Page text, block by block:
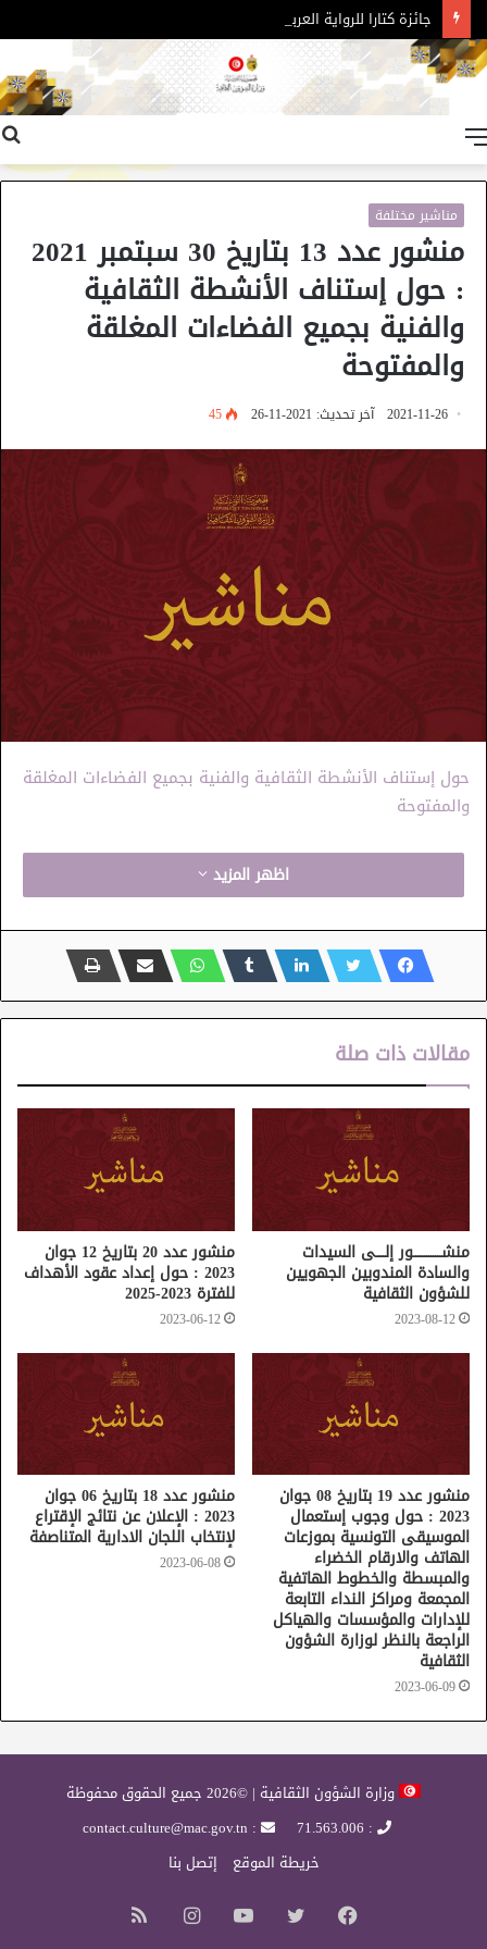
جائزة كتارا للرواية العربية – الدورة 11
مناشير مختلفة
منشور عدد 13 بتاريخ 30 سبتمبر 2021
: حول إستناف الأنشطة الثقافية
والفنية بجميع الفضاءات المغلقة
والمفتوحة
2021-11-26 آخر تحديث: 2021-11-26 45
حول إستناف الأنشطة الثقافية والفنية بجميع الفضاءات المغلقة
والمفتوحة
اظهر المزيد
مقالات ذات صلة
منشـــــــــــــور إلــــى السيدات
والسادة المندوبين الجهويين
للشؤون الثقافية
2023-08-12
منشور عدد 20 بتاريخ 12 جوان
2023 : حول إعداد عقود الأهداف
للفترة 2023-2025
2023-06-12
منشور عدد 19 بتاريخ 08 جوان
2023 : حول وجوب إستعمال
الموسيقى التونسية بموزعات
الهاتف والارقام الخضراء
والمبسطة والخطوط الهاتفية
المجمعة ومراكز النداء التابعة
للإدارات والمؤسسات والهياكل
الراجعة بالنظر لوزارة الشؤون
الثقافية
2023-06-09
منشور عدد 18 بتاريخ 06 جوان
2023 : الإعلان عن نتائج الإقتراع
لإنتخاب اللجان الادارية المتناصفة
2023-06-08
وزارة الشؤون الثقافية | ©2026 جميع الحقوق محفوظة
: 71.563.006
: contact.culture@mac.gov.tn
خريطة الموقع
إتصل بنا
فيسبوك تويتر يوتيوب انستقرام